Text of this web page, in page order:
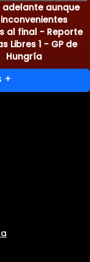
adelante aunque
al final - Reporte
Libres 1 - GP de
Hungría
+